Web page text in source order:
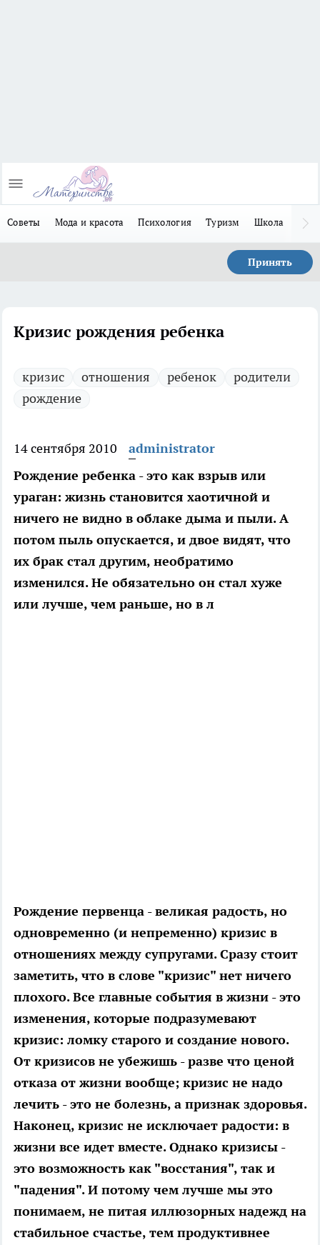
Советы Мода и красота Психология Туризм Школа
Принять
Кризис рождения ребенка
кризис отношения ребенок
родители
рождение
14 сентября 2010
administrator
Рождение ребенка - это как взрыв или
ураган: жизнь становится хаотичной и
ничего не видно в облаке дыма и пыли. А
потом пыль опускается, и двое видят, что
их брак стал другим, необратимо
изменился. Не обязательно он стал хуже
или лучше, чем раньше, но в л
Рождение первенца - великая радость, но
одновременно (и непременно) кризис в
отношениях между супругами. Сразу стоит
заметить, что в слове "кризис" нет ничего
плохого. Все главные события в жизни - это
изменения, которые подразумевают
кризис: ломку старого и создание нового.
От кризисов не убежишь - разве что ценой
отказа от жизни вообще; кризис не надо
лечить - это не болезнь, а признак здоровья.
Наконец, кризис не исключает радости: в
жизни все идет вместе. Однако кризисы -
это возможность как "восстания", так и
"падения". И потому чем лучше мы это
понимаем, не питая иллюзорных надежд на
стабильное счастье, тем продуктивнее